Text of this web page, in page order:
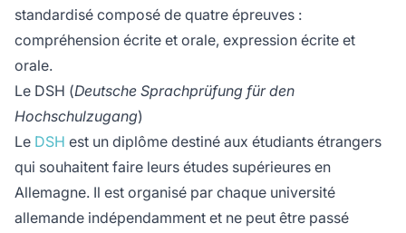
standardisé composé de quatre épreuves :
compréhension écrite et orale, expression écrite et
orale.
Le DSH (Deutsche Sprachprüfung für den
Hochschulzugang)
Le DSH est un diplôme destiné aux étudiants étrangers
qui souhaitent faire leurs études supérieures en
Allemagne. Il est organisé par chaque université
allemande indépendamment et ne peut être passé